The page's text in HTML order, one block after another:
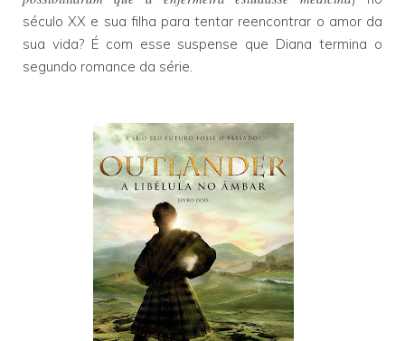
século XX e sua filha para tentar reencontrar o amor da
sua vida? É com esse suspense que Diana termina o
segundo romance da série.